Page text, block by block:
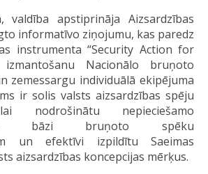
valdība apstiprināja Aizsardzības
informatīvo ziņojumu, kas paredz
instrumenta “Security Action for
izmantošanu Nacionālo bruņoto
zemessargu individuālā ekipējuma
ir solis valsts aizsardzības spēju
nodrošinātu nepieciešamo
bāzi bruņoto spēku
un efektīvi izpildītu Saeimas
aizsardzības koncepcijas mērķus.